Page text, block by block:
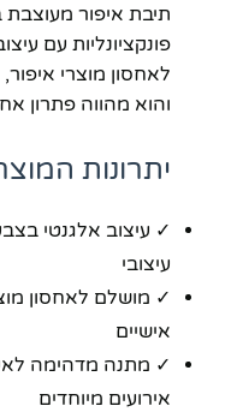
תיבת איפור
פונקציונליות עם
לאחסון מוצרי
והוא מהווה פתרון
יתרונות
✓ עיצוב אלגנטי
עיצובי
✓ מושלם לאחסון
אישיים
✓ מתנה מדהימה
אירועים מיוחדים